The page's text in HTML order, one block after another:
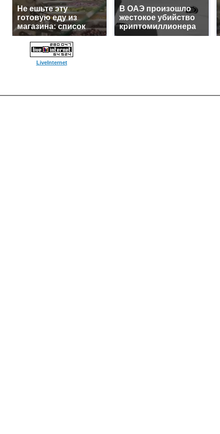
Не ешьте эту
готовую еду из
магазина: список
В ОАЭ произошло
жестокое убийство
криптомиллионера
LiveInternet